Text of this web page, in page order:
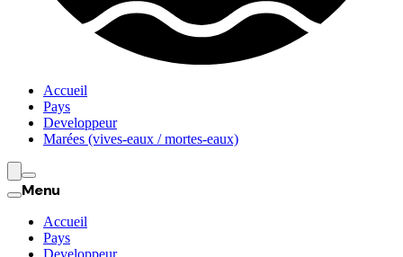
Accueil
Pays
Developpeur
Marées (vives-eaux / mortes-eaux)
Menu
Accueil
Pays
Developpeur